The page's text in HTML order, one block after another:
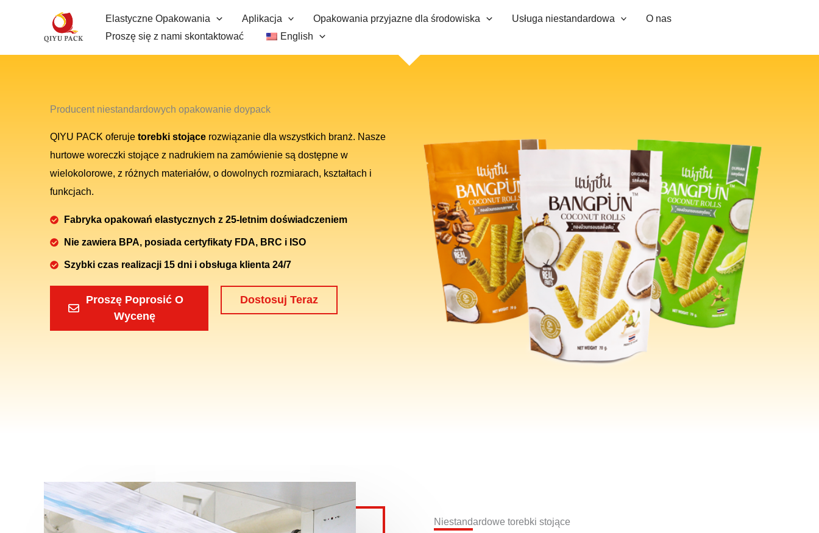
Elastyczne Opakowania Aplikacja Opakowania przyjazne dla środowiska Usługa niestandardowa
O nas
Proszę się z nami skontaktować
English
Producent niestandardowych opakowanie doypack
QIYU PACK oferuje torebki stojące rozwiązanie dla wszystkich branż. Nasze
hurtowe woreczki stojące z nadrukiem na zamówienie są dostępne w
wielokolorowe, z różnych materiałów, o dowolnych rozmiarach, kształtach i
funkcjach.
Fabryka opakowań elastycznych z 25-letnim doświadczeniem
Nie zawiera BPA, posiada certyfikaty FDA, BRC i ISO
Szybki czas realizacji 15 dni i obsługa klienta 24/7
Proszę Poprosić O
Wycenę
Dostosuj Teraz
Niestandardowe torebki stojące